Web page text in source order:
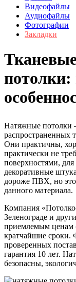
Видеофайлы
Аудиофайлы
Фотографии
Закладки
потолки:
Натяжные потолки
распространенных
Они практичны,
практически не
поверхностями,
декоративные
дороже ПВХ, но это
данного материала.
Компания
Зеленограде и
приемлемым ценам
кратчайшие сроки.
проверенных
гарантия 10 лет.
безопасны,